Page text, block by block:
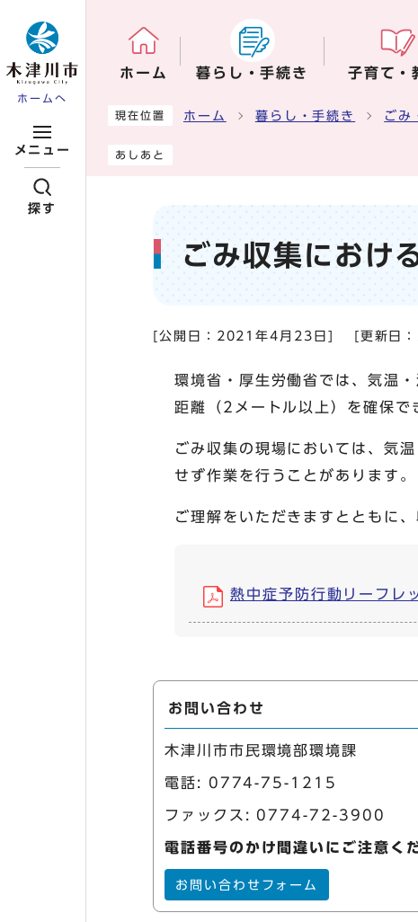
ホームへ
メニュー
探す
ホーム 暮らし・手続き 子育て・
ここから本文です
現在位置 ホーム 暮らし・手続き ごみ
あしあと
ごみ収集におけ
[公開日： 2021年4月23日 [更新日：
環境省・厚生労働省では、気温
距離（2メートル以上）を確保で
ごみ収集の現場においては、気
せず作業を行うことがあります。
ご理解をいただきますとともに
熱中症予防行動リーフ
お問い合わせ
木津川市市民環境部環境課
電話: 0774-75-1215
ファックス: 0774-72-3900
電話番号のかけ間違いにご注意く
お問い合わせフォーム